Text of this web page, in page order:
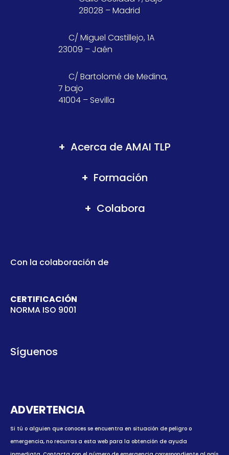
28028 – Madrid
C/ Miguel Castillejo, 1A
23009 – Jaén
C/ Bartolomé de Medina,
7 bajo
41004 – Sevilla
Acerca de AMAI TLP
Formación
Colabora
Con la colaboración de
CERTIFICACIÓN
NORMA ISO 9001
Síguenos
ADVERTENCIA
Si tú o alguien que conoces se encuentra en situación de peligro o
emergencia, no recurras a esta web para la obtención de ayuda